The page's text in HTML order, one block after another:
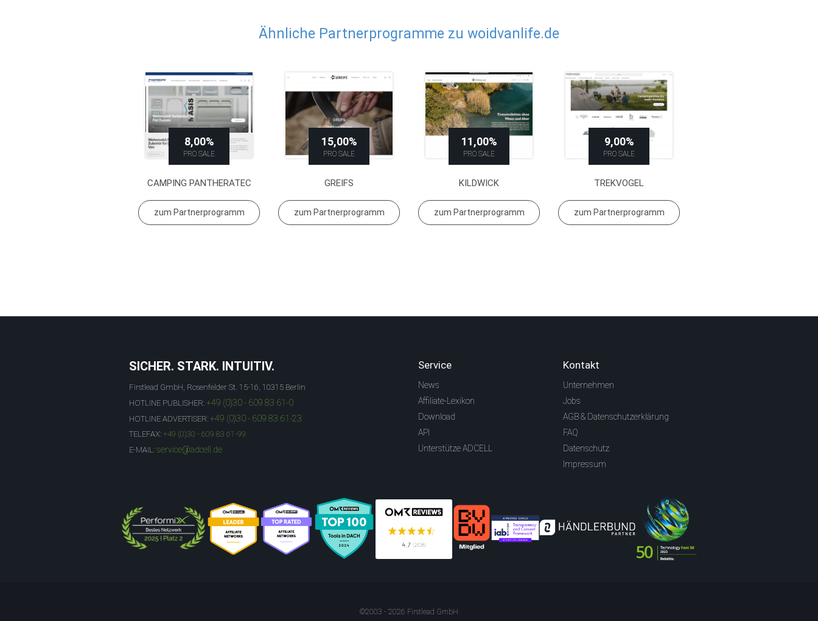
Ähnliche Partnerprogramme zu woidvanlife.de
8,00%
PRO SALE
CAMPING PANTHERATEC
zum Partnerprogramm
15,00%
PRO SALE
GREIFS
zum Partnerprogramm
11,00%
PRO SALE
KILDWICK
zum Partnerprogramm
9,00%
PRO SALE
TREKVOGEL
zum Partnerprogramm
SICHER. STARK. INTUITIV.
Firstlead GmbH, Rosenfelder St. 15-16, 10315 Berlin
HOTLINE PUBLISHER: +49 (0)30 - 609 83 61-0
HOTLINE ADVERTISER: +49 (0)30 - 609 83 61-23
TELEFAX: +49 (0)30 - 609 83 61-99
E-MAIL: service@adcell.de
Service
News
Affiliate-Lexikon
Download
API
Unterstütze ADCELL
Kontakt
Unternehmen
Jobs
AGB & Datenschutzerklärung
FAQ
Datenschutz
Impressum
©2003 - 2026 Firstlead GmbH